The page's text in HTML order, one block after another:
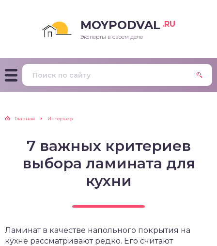
MOYPODVAL .RU
Эксперты в своем деле
Главная Интерьер
7 важных критериев
выбора ламината для
кухни
Ламинат в качестве напольного покрытия на
кухне рассматривают редко. Его считают